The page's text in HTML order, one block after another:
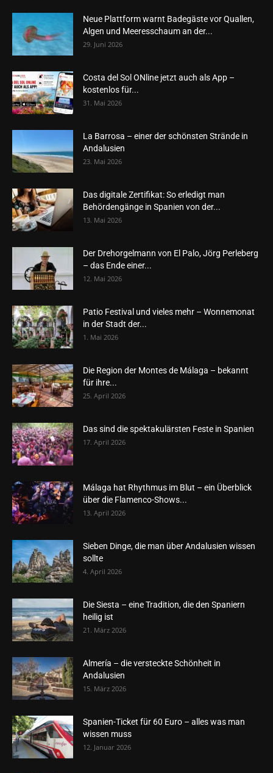
Neue Plattform warnt Badegäste vor Quallen,
Algen und Meeresschaum an der...
29. Juni 2026
Costa del Sol ONline jetzt auch als App –
kostenlos für...
31. Mai 2026
La Barrosa – einer der schönsten Strände in
Andalusien
23. Mai 2026
Das digitale Zertifikat: So erledigt man
Behördengänge in Spanien von der...
13. Mai 2026
Der Drehorgelmann von El Palo, Jörg Perleberg
– das Ende einer...
12. Mai 2026
Patio Festival und vieles mehr – Wonnemonat
in der Stadt der...
1. Mai 2026
Die Region der Montes de Málaga – bekannt
für ihre...
25. April 2026
Das sind die spektakulärsten Feste in Spanien
17. April 2026
Málaga hat Rhythmus im Blut – ein Überblick
über die Flamenco-Shows...
13. April 2026
Sieben Dinge, die man über Andalusien wissen
sollte
4. April 2026
Die Siesta – eine Tradition, die den Spaniern
heilig ist
21. März 2026
Almería – die versteckte Schönheit in
Andalusien
15. März 2026
Spanien-Ticket für 60 Euro – alles was man
wissen muss
12. Januar 2026